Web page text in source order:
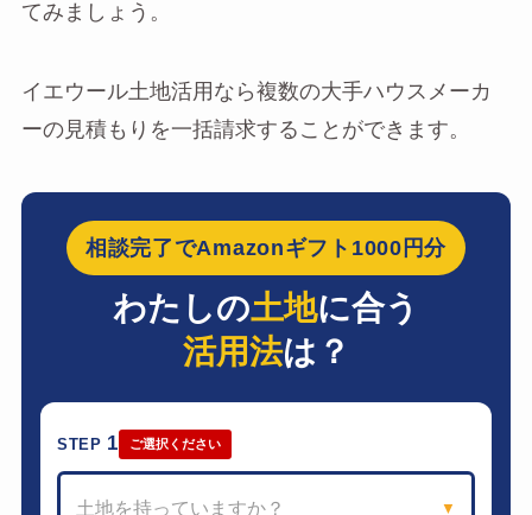
てみましょう。
イエウール土地活用なら複数の大手ハウスメーカ
ーの見積もりを一括請求することができます。
相談完了でAmazonギフト1000円分
わたしの土地に合う
活用法は？
STEP 1 ご選択ください
土地を持っていますか？ ▼